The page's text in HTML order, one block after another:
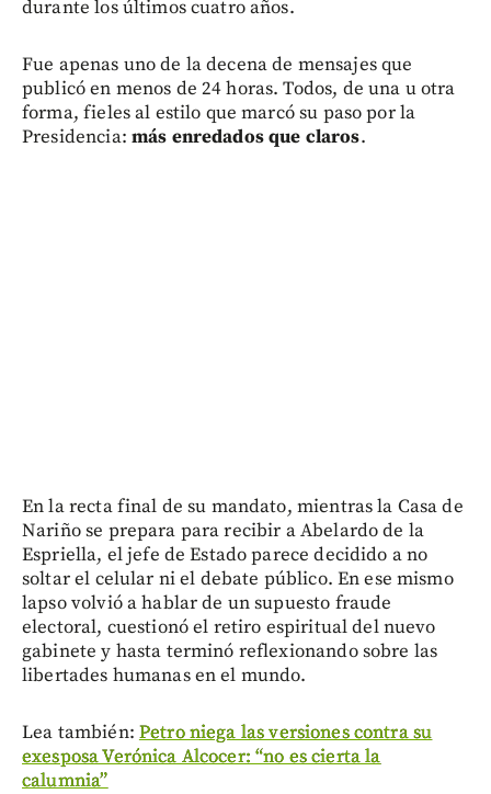
durante los últimos cuatro años.
Fue apenas uno de la decena de mensajes que
publicó en menos de 24 horas. Todos, de una u otra
forma, fieles al estilo que marcó su paso por la
Presidencia: más enredados que claros.
En la recta final de su mandato, mientras la Casa de
Nariño se prepara para recibir a Abelardo de la
Espriella, el jefe de Estado parece decidido a no
soltar el celular ni el debate público. En ese mismo
lapso volvió a hablar de un supuesto fraude
electoral, cuestionó el retiro espiritual del nuevo
gabinete y hasta terminó reflexionando sobre las
libertades humanas en el mundo.
Lea también: Petro niega las versiones contra su
exesposa Verónica Alcocer: “no es cierta la
calumnia”